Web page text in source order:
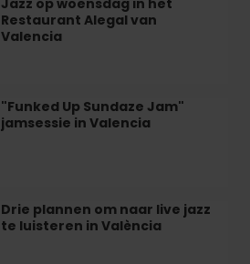
Jazz op woensdag in het
Restaurant Alegal van
Valencia
"Funked Up Sundaze Jam"
jamsessie in Valencia
Drie plannen om naar live jazz
te luisteren in València